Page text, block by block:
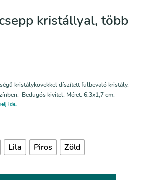
kristállyal, több
kristálykövekkel díszített fülbevaló kristály,
Bedugós kivitel. Méret: 6,3x1,7 cm.
ide..
Lila Piros Zöld